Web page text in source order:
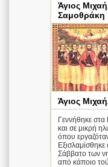
Άγιος
Σαμοθράκη
Απολυτίκιο
Άγιος
Γεννήθηκε
και σε μικρή
όπου
Σάββατο των
από κάποιο